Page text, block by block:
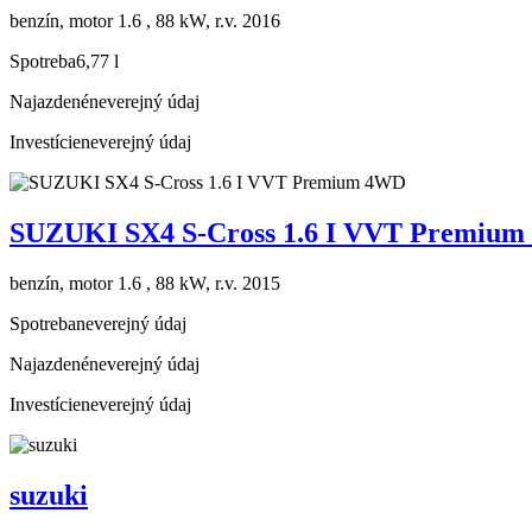
benzín, motor 1.6 , 88 kW, r.v. 2016
Spotreba6,77 l
Najazdenéneverejný údaj
Investícieneverejný údaj
SUZUKI SX4 S-Cross 1.6 I VVT Premium
benzín, motor 1.6 , 88 kW, r.v. 2015
Spotrebaneverejný údaj
Najazdenéneverejný údaj
Investícieneverejný údaj
suzuki